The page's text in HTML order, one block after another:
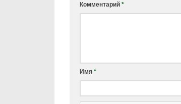
Комментарий *
Имя *